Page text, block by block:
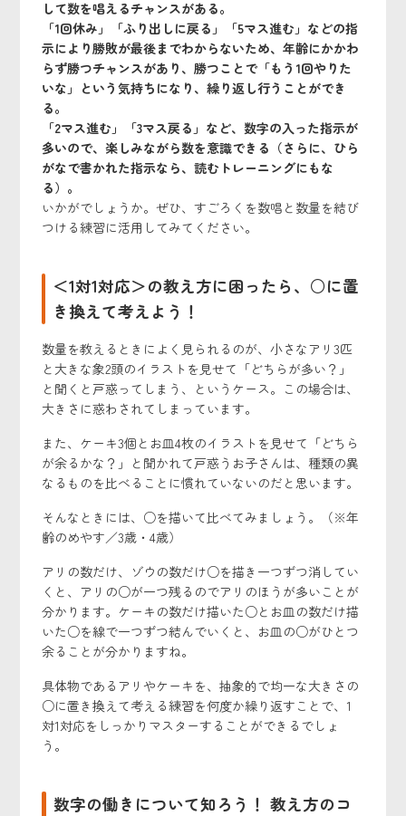
して数を唱えるチャンスがある。
「1回休み」「ふり出しに戻る」「5マス進む」などの指
示により勝敗が最後までわからないため、年齢にかかわ
らず勝つチャンスがあり、勝つことで「もう1回やりた
いな」という気持ちになり、繰り返し行うことができ
る。
「2マス進む」「3マス戻る」など、数字の入った指示が
多いので、楽しみながら数を意識できる（さらに、ひら
がなで書かれた指示なら、読むトレーニングにもな
る）。
いかがでしょうか。ぜひ、すごろくを数唱と数量を結び
つける練習に活用してみてください。
＜1対1対応＞の教え方に困ったら、○に置
き換えて考えよう！
数量を教えるときによく見られるのが、小さなアリ3匹
と大きな象2頭のイラストを見せて「どちらが多い？」
と聞くと戸惑ってしまう、というケース。この場合は、
大きさに惑わされてしまっています。
また、ケーキ3個とお皿4枚のイラストを見せて「どちら
が余るかな？」と聞かれて戸惑うお子さんは、種類の異
なるものを比べることに慣れていないのだと思います。
そんなときには、○を描いて比べてみましょう。（※年
齢のめやす／3歳・4歳）
アリの数だけ、ゾウの数だけ○を描き一つずつ消してい
くと、アリの○が一つ残るのでアリのほうが多いことが
分かります。ケーキの数だけ描いた○とお皿の数だけ描
いた○を線で一つずつ結んでいくと、お皿の○がひとつ
余ることが分かりますね。
具体物であるアリやケーキを、抽象的で均一な大きさの
○に置き換えて考える練習を何度か繰り返すことで、1
対1対応をしっかりマスターすることができるでしょ
う。
数字の働きについて知ろう！ 教え方のコ